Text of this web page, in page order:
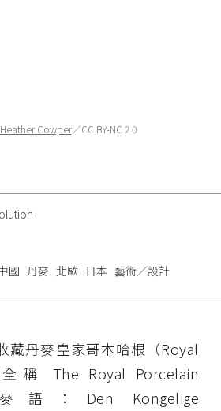
Heather Cowper／CC BY-NC 2.0
藏丹麥皇家哥本哈根（Royal
稱 The Royal Porcelain
語：Den Kongelige
國 丹麥 北歐 日本 藝術／設計